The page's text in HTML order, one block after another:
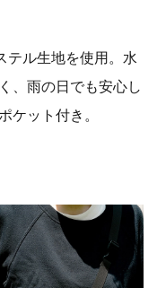
テル生地を使用。水
、雨の日でも安心し
ケット付き。